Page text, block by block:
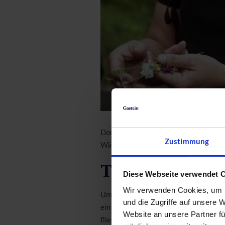
Zustimmung
Diese Webseite verwendet
Wir verwenden Cookies,
und die Zugriffe auf unsere
Website an unsere Partner
Dort angekommen wandern wir
Wälder, der Gräser und des
Traumhafte
Umgeben von den sanften Riesen
ein kleines Bächlein im Wald. Wir
fließt. Der „Lärm“ des Wassers